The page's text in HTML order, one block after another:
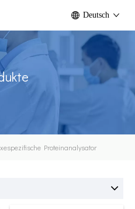
Deutsch
Proteinanalysator